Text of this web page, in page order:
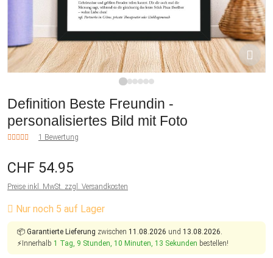
Definition Beste Freundin -
personalisiertes Bild mit Foto
1 Bewertung
CHF 54.95
Preise inkl. MwSt. zzgl. Versandkosten
Nur noch 5 auf Lager
📦 Garantierte Lieferung zwischen 11.08.2026 und 13.08.2026.
⚡Innerhalb 1 Tag, 9 Stunden, 10 Minuten, 12 Sekunden bestellen!